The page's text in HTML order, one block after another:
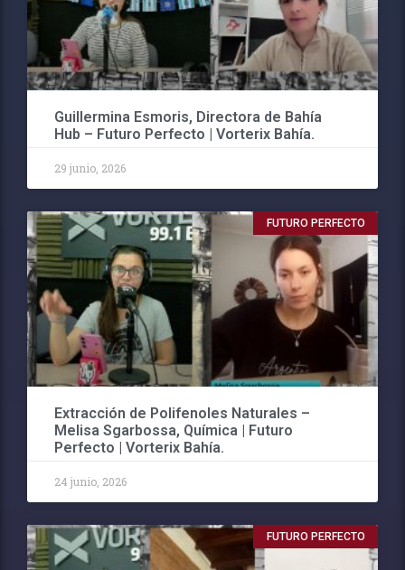
Guillermina Esmoris, Directora de Bahía
Hub – Futuro Perfecto | Vorterix Bahía.
29 junio, 2026
FUTURO PERFECTO
Extracción de Polifenoles Naturales –
Melisa Sgarbossa, Química | Futuro
Perfecto | Vorterix Bahía.
24 junio, 2026
FUTURO PERFECTO